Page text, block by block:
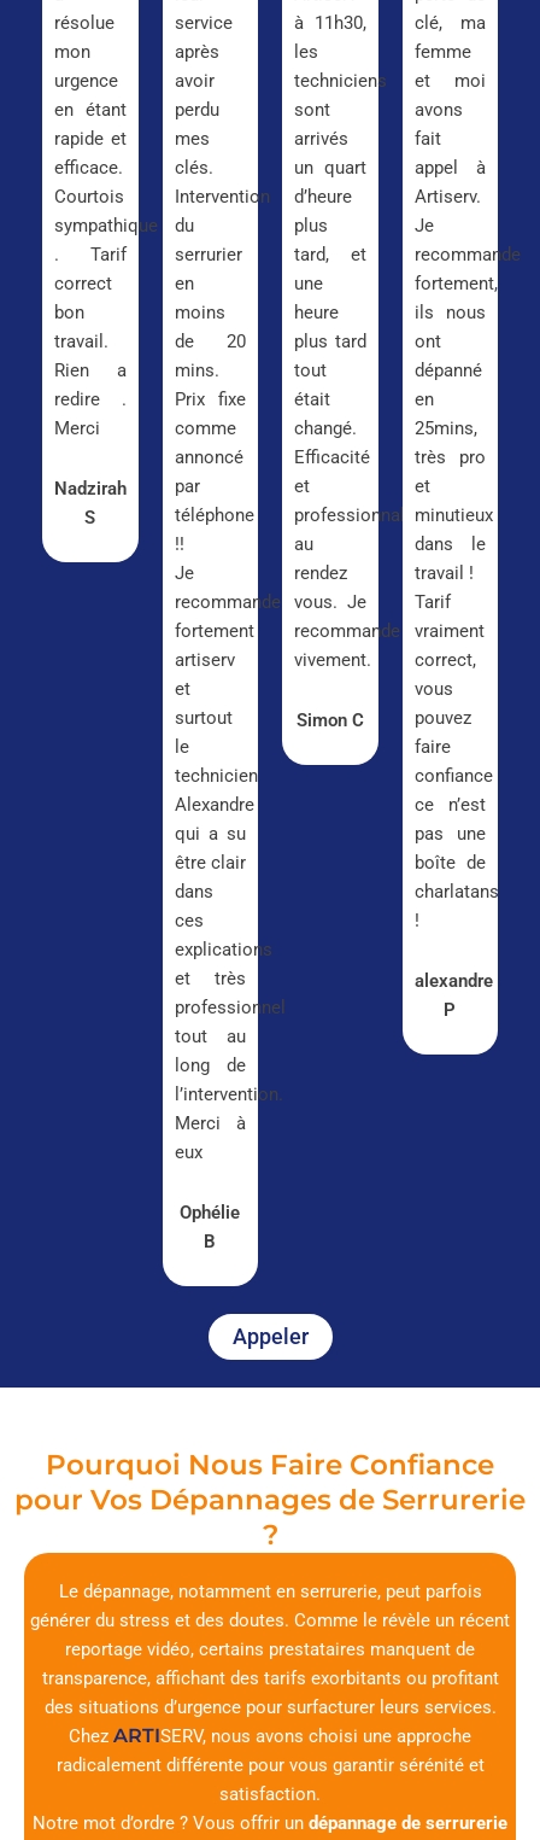
résolue
mon
urgence
en étant
rapide et
efficace.
Courtois
sympathique
. Tarif
correct
bon
travail.
Rien a
redire .
Merci
Nadzirah
S
service
après
avoir
perdu
mes
clés.
Intervention
du
serrurier
en
moins
de 20
mins.
Prix fixe
comme
annoncé
par
téléphone
!!
Je
recommande
fortement
artiserv
et
surtout
le
technicien
Alexandre
qui a su
être clair
dans
ces
explications
et très
professionnel
tout au
long de
l’intervention.
Merci à
eux
Ophélie
B
à 11h30,
les
techniciens
sont
arrivés
un quart
d’heure
plus
tard, et
une
heure
plus tard
tout
était
changé.
Efficacité
et
professionnalisme
au
rendez
vous. Je
recommande
vivement.
Simon C
clé, ma
femme
et moi
avons
fait
appel à
Artiserv.
Je
recommande
fortement,
ils nous
ont
dépanné
en
25mins,
très pro
et
minutieux
dans le
travail !
Tarif
vraiment
correct,
vous
pouvez
faire
confiance
ce n’est
pas une
boîte de
charlatans
!
alexandre
P
Appeler
Pourquoi Nous Faire Confiance
pour Vos Dépannages de Serrurerie
?
Le dépannage, notamment en serrurerie, peut parfois
générer du stress et des doutes. Comme le révèle un récent
reportage vidéo, certains prestataires manquent de
transparence, affichant des tarifs exorbitants ou profitant
des situations d’urgence pour surfacturer leurs services.
Chez ARTISERV, nous avons choisi une approche
radicalement différente pour vous garantir sérénité et
satisfaction.
Notre mot d’ordre ? Vous offrir un dépannage de serrurerie